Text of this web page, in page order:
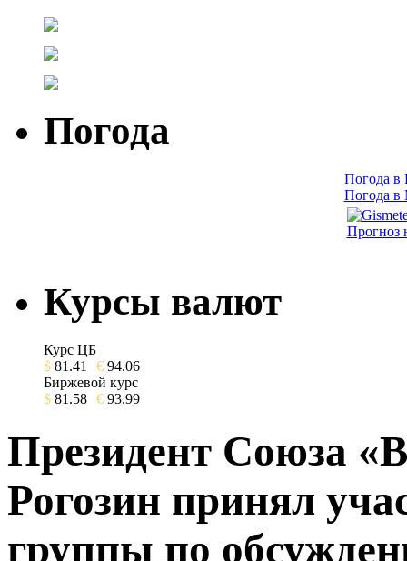
Погода
Погода в
Погода в
Прогноз
Курсы валют
Курс ЦБ
$ 81.41 € 94.06
Биржевой курс
$ 81.58 € 93.99
Президент Союза
Рогозин принял
группы по